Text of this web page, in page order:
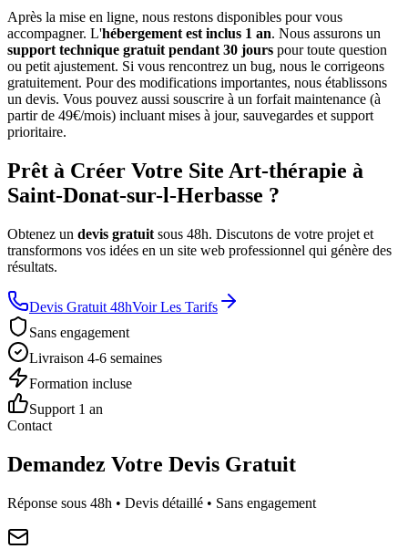
Après la mise en ligne, nous restons disponibles pour vous
accompagner. L'hébergement est inclus 1 an. Nous assurons un
support technique gratuit pendant 30 jours pour toute question
ou petit ajustement. Si vous rencontrez un bug, nous le corrigeons
gratuitement. Pour des modifications importantes, nous établissons
un devis. Vous pouvez aussi souscrire à un forfait maintenance (à
partir de 49€/mois) incluant mises à jour, sauvegardes et support
prioritaire.
Prêt à Créer Votre Site Art-thérapie à
Saint-Donat-sur-l-Herbasse ?
Obtenez un devis gratuit sous 48h. Discutons de votre projet et
transformons vos idées en un site web professionnel qui génère des
résultats.
Devis Gratuit 48hVoir Les Tarifs
Sans engagement
Livraison 4-6 semaines
Formation incluse
Support 1 an
Contact
Demandez Votre Devis Gratuit
Réponse sous 48h • Devis détaillé • Sans engagement